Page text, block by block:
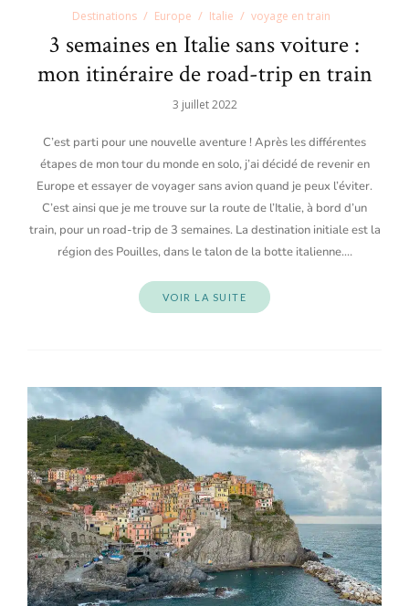
Destinations Europe Italie voyage en train
3 semaines en Italie sans voiture :
mon itinéraire de road-trip en train
3 juillet 2022
C’est parti pour une nouvelle aventure ! Après les différentes
étapes de mon tour du monde en solo, j’ai décidé de revenir en
Europe et essayer de voyager sans avion quand je peux l’éviter.
C’est ainsi que je me trouve sur la route de l’Italie, à bord d’un
train, pour un road-trip de 3 semaines. La destination initiale est la
région des Pouilles, dans le talon de la botte italienne.…
VOIR LA SUITE